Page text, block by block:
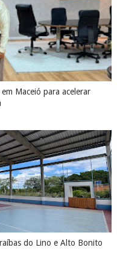
Maceió para acelerar
do Lino e Alto Bonito